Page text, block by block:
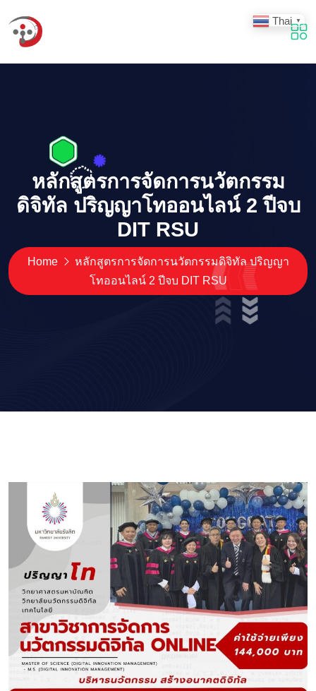
หลักสูตรการจัดการนวัตกรรม
ดิจิทัล ปริญญาโทออนไลน์ 2 ปีจบ
DIT RSU
Home
หลักสูตรการจัดการนวัตกรรมดิจิทัล ปริญญา
โทออนไลน์ 2 ปีจบ DIT RSU
Thai ▼